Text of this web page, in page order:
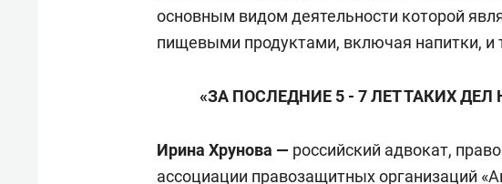
основным видом деятельности которой
пищевыми продуктами, включая напитки, и
«ЗА ПОСЛЕДНИЕ 5 - 7 ЛЕТ ТАКИХ
Ирина Хрунова — российский адвокат,
ассоциации правозащитных организаций